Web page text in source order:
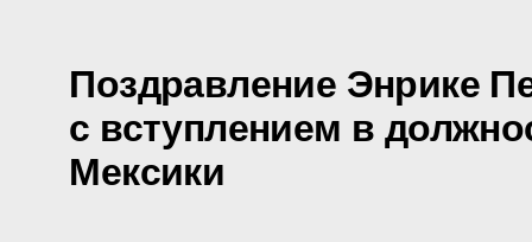
Поздравление Энрике
с вступлением в
Мексики